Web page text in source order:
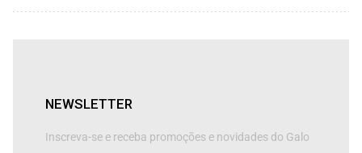
NEWSLETTER
Inscreva-se e receba promoções e novidades do Galo